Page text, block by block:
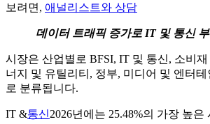
보려면, 애널리스트와 상담
데이터 트래픽 증가로 IT 및 통신
시장은 산업별로 BFSI, IT 및 통신, 소비재
너지 및 유틸리티, 정부, 미디어 및 엔터
로 분류됩니다.
IT &통신2026년에는 25.48%의 가장 높